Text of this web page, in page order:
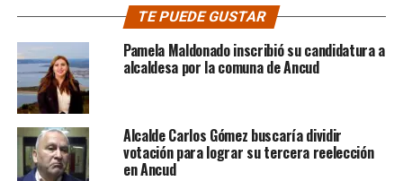
TE PUEDE GUSTAR
Pamela Maldonado inscribió su candidatura a
alcaldesa por la comuna de Ancud
Alcalde Carlos Gómez buscaría dividir
votación para lograr su tercera reelección
en Ancud